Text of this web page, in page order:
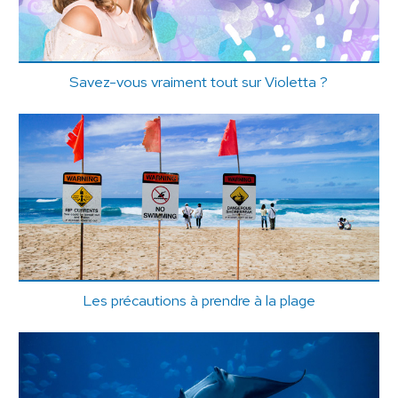
Savez-vous vraiment tout sur Violetta ?
Les précautions à prendre à la plage